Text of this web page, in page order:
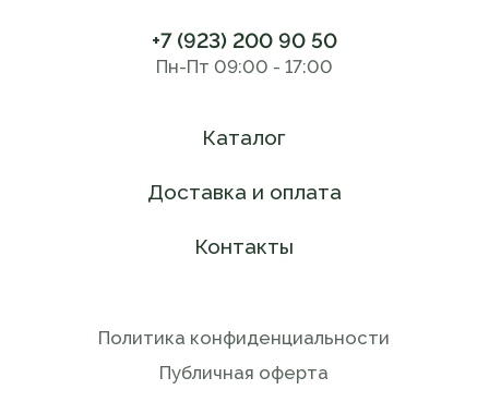
Каталог
Доставка и оплата
Контакты
+7 (923) 200 90 50
Пн-Пт 09:00 - 17:00
Политика конфиденциальности
Публичная оферта